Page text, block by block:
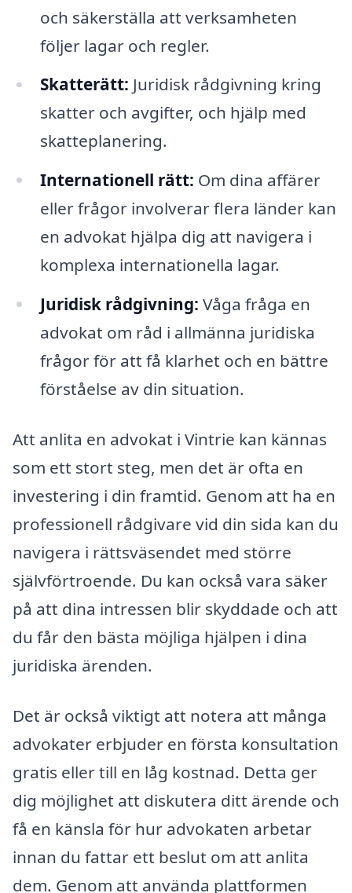
och säkerställa att verksamheten
följer lagar och regler.
Skatterätt: Juridisk rådgivning kring
skatter och avgifter, och hjälp med
skatteplanering.
Internationell rätt: Om dina affärer
eller frågor involverar flera länder kan
en advokat hjälpa dig att navigera i
komplexa internationella lagar.
Juridisk rådgivning: Våga fråga en
advokat om råd i allmänna juridiska
frågor för att få klarhet och en bättre
förståelse av din situation.
Att anlita en advokat i Vintrie kan kännas
som ett stort steg, men det är ofta en
investering i din framtid. Genom att ha en
professionell rådgivare vid din sida kan du
navigera i rättsväsendet med större
självförtroende. Du kan också vara säker
på att dina intressen blir skyddade och att
du får den bästa möjliga hjälpen i dina
juridiska ärenden.
Det är också viktigt att notera att många
advokater erbjuder en första konsultation
gratis eller till en låg kostnad. Detta ger
dig möjlighet att diskutera ditt ärende och
få en känsla för hur advokaten arbetar
innan du fattar ett beslut om att anlita
dem. Genom att använda plattformen